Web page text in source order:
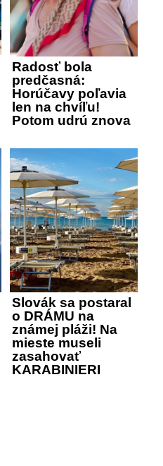
Radosť bola
predčasná:
Horúčavy poľavia
len na chvíľu!
Potom udrú znova
Slovák sa postaral
o DRÁMU na
známej pláži! Na
mieste museli
zasahovať
KARABINIERI